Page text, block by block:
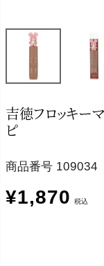
吉徳フロッキー
ピ
商品番号 109034
¥1,870 税込